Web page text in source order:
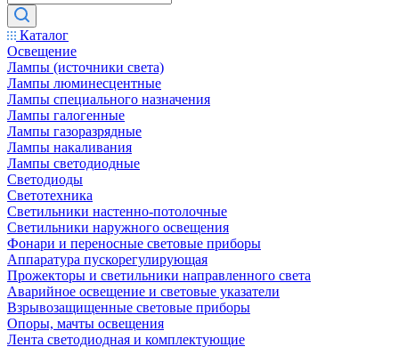
Каталог
Освещение
Лампы (источники света)
Лампы люминесцентные
Лампы специального назначения
Лампы галогенные
Лампы газоразрядные
Лампы накаливания
Лампы светодиодные
Светодиоды
Светотехника
Светильники настенно-потолочные
Светильники наружного освещения
Фонари и переносные световые приборы
Аппаратура пускорегулирующая
Прожекторы и светильники направленного света
Аварийное освещение и световые указатели
Взрывозащищенные световые приборы
Опоры, мачты освещения
Лента светодиодная и комплектующие